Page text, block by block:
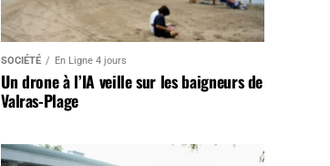
SOCIÉTÉ En Ligne 4 jours
Un drone à l’IA veille sur les baigneurs de
Valras-Plage